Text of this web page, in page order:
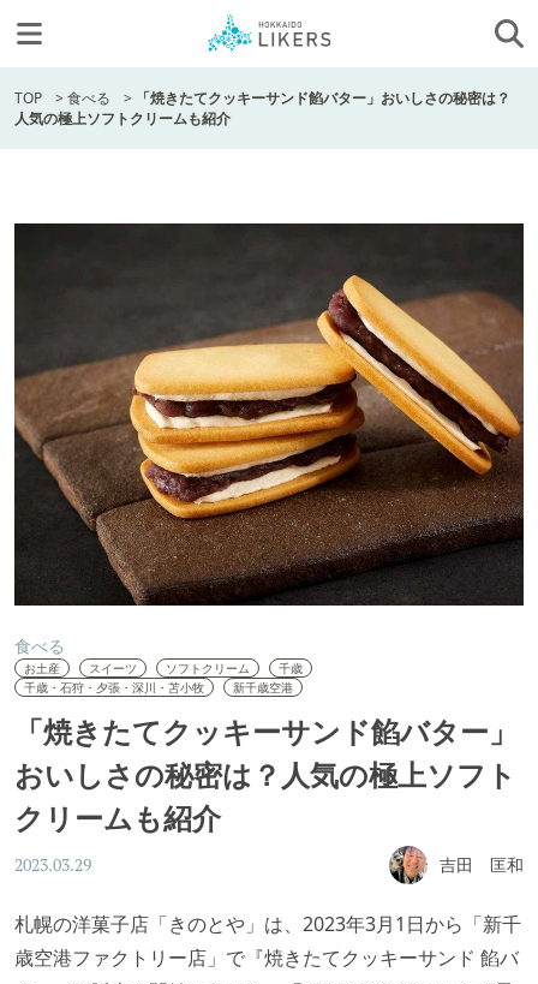
TOP >食べる > 「焼きたてクッキーサンド餡バター」おいしさの秘密は？
人気の極上ソフトクリームも紹介
食べる
お土産 スイーツ ソフトクリーム
千歳
千歳・石狩・夕張・深川・苫小牧
新千歳空港
「焼きたてクッキーサンド餡バター」
おいしさの秘密は？人気の極上ソフト
クリームも紹介
2023.03.29 吉田 匡和
札幌の洋菓子店「きのとや」は、2023年3月1日から「新千
歳空港ファクトリー店」で『焼きたてクッキーサンド 餡バ